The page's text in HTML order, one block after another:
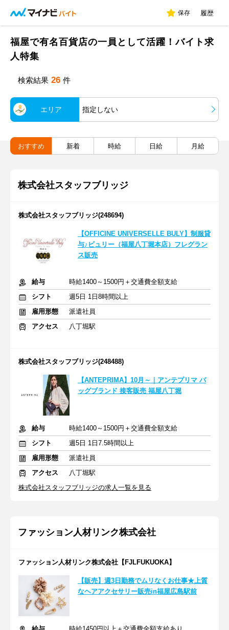
保存 履歴
福屋で有名百貨店の一員として活躍！バイト求
人特集
検索結果 26 件
エリア 指定しない
おすすめ 新着 時給 日給 月給
株式会社スタッフブリッジ
株式会社スタッフブリッジ(248694)
【OFFICINE UNIVERSELLE BULY】制服貸
与♪ビュリー（福屋八丁堀本店）フレグラン
ス販売
給与
時給1400～1500円＋交通費全額支給
シフト
週5日 1日8時間以上
雇用形態
派遣社員
アクセス
八丁堀駅
株式会社スタッフブリッジ(248488)
【ANTEPRIMA】10月～｜アンテプリマ バ
ッグブランド 接客販売 福屋八丁堀
給与
時給1400～1500円＋交通費全額支給
シフト
週5日 1日7.5時間以上
雇用形態
派遣社員
アクセス
八丁堀駅
株式会社スタッフブリッジの求人一覧を見る
ファッション人材リンク株式会社
ファッション人材リンク株式会社【FJLFUKUOKA】
【販売】週3日勤務でムリなくお仕事★上質
なヘアアクセサリー販売in福屋広島駅前